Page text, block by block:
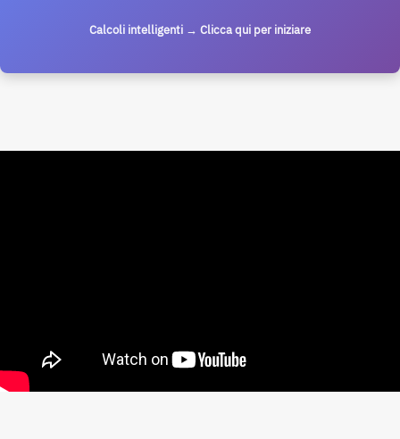
Calcoli intelligenti → Clicca qui per iniziare